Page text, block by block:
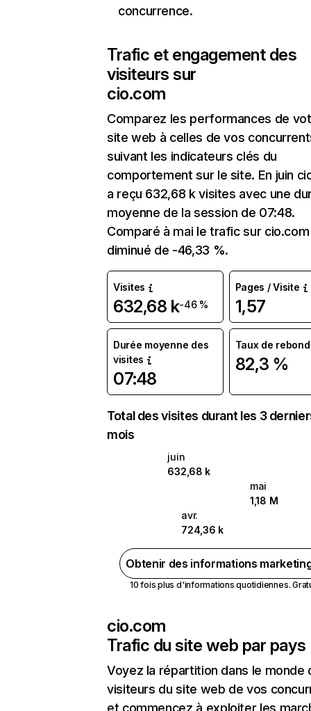
concurrence.
Trafic et engagement des
visiteurs sur
cio.com
Comparez les performances de
site web à celles de vos
suivant les indicateurs clés du
comportement sur le site. En juin
a reçu 632,68 k visites avec une
moyenne de la session de 07:48.
Comparé à mai le trafic sur cio.com
diminué de -46,33 %.
Visites
632,68 k-46 %
Pages / Visite
1,57
Durée moyenne des
visites
07:48
Taux de rebond
82,3 %
Total des visites durant les 3
mois
juin
632,68 k
mai
1,18 M
avr.
724,36 k
Obtenir des informations
10 fois plus d'informations quotidiennes.
cio.com
Trafic du site web par pays
Voyez la répartition dans le monde
visiteurs du site web de vos
et commencez à exploiter les